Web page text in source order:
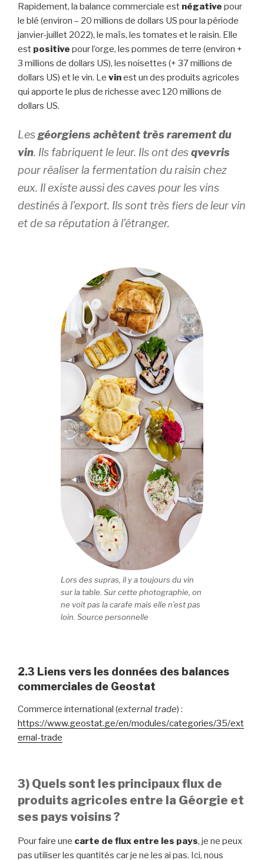
Rapidement, la balance commerciale est négative pour
le blé (environ – 20 millions de dollars US pour la période
janvier-juillet 2022), le maïs, les tomates et le raisin. Elle
est positive pour l’orge, les pommes de terre (environ +
3 millions de dollars US), les noisettes (+ 37 millions de
dollars US) et le vin. Le vinest un des produits agricoles
qui apporte le plus de richesse avec 120 millions de
dollars US.
Lesgéorgiens achètent très rarement du
vin. Ils fabriquent le leur. Ils ont desqvevris
pour réaliser la fermentation du raisin chez
eux. Il existe aussi des caves pour les vins
destinés à l’export. Ils sont très fiers de leur vin
et de sa réputation à l’étranger.
Lors des supras, il y a toujours du vin
sur la table. Sur cette photographie, on
ne voit pas la carafe mais elle n’est pas
loin. Source personnelle
2.3 Liens vers les données des balances
commerciales de Geostat
Commerce international (external trade) :
https://www.geostat.ge/en/modules/categories/35/ext
ernal-trade
3) Quels sont les principaux flux de
produits agricoles entre la Géorgie et
ses pays voisins ?
Pour faire une carte de flux entre les pays, je ne peux
pas utiliser les quantités car je ne les ai pas. Ici, nous